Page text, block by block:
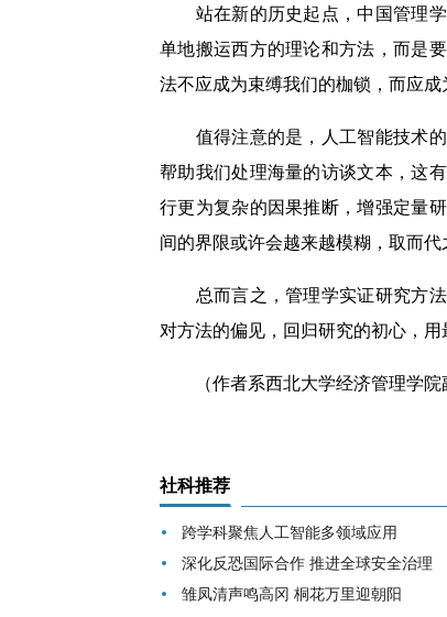
站在新的历史起点，中国管理学
单地搬运西方的理论和方法，而是
法不应成为束缚我们的枷锁，而应成
值得注意的是，人工智能技术的
帮助我们处理海量的访谈文本，这
行更为复杂的因果推断，增强定量
间的界限或许会越来越模糊，取而
总而言之，管理学实证研究方法
对方法的偏见，回归研究的初心，
（作者系西北大学经济管理学院
社科推荐
跨学科聚焦人工智能多领域应用
深化反恐国际合作 推进全球安全治理
雏凤清声鸣高冈 桐花万里迎朝阳